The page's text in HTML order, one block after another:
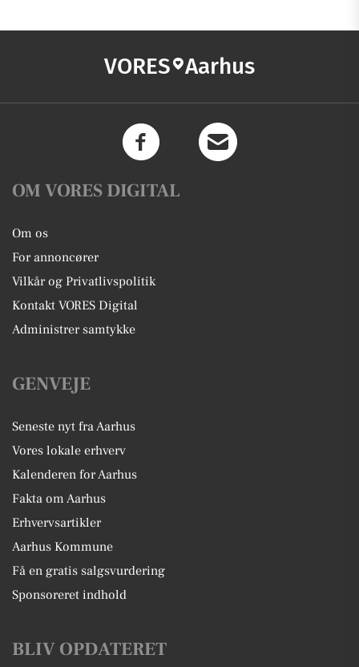
VORES Aarhus
OM VORES DIGITAL
Om os
For annoncører
Vilkår og Privatlivspolitik
Kontakt VORES Digital
Administrer samtykke
GENVEJE
Seneste nyt fra Aarhus
Vores lokale erhverv
Kalenderen for Aarhus
Fakta om Aarhus
Erhvervsartikler
Aarhus Kommune
Få en gratis salgsvurdering
Sponsoreret indhold
BLIV OPDATERET